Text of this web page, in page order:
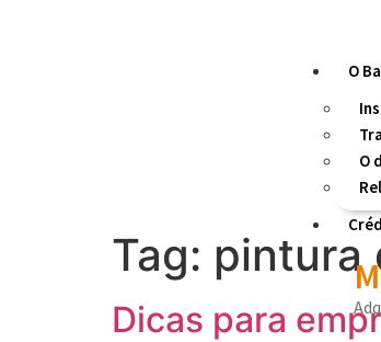
O
O
Tag: pintura
Dicas para